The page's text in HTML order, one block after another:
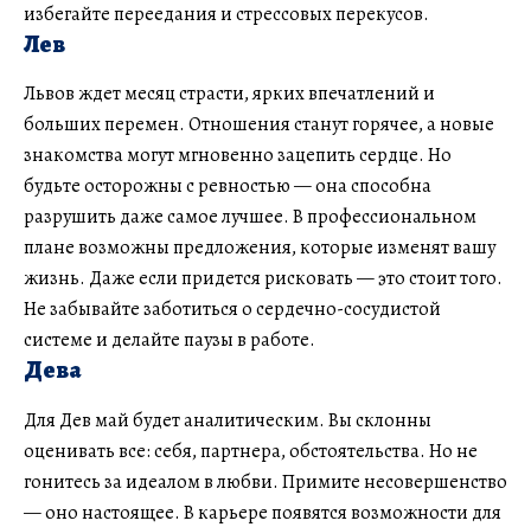
избегайте переедания и стрессовых перекусов.
Лев
Львов ждет месяц страсти, ярких впечатлений и
больших перемен. Отношения станут горячее, а новые
знакомства могут мгновенно зацепить сердце. Но
будьте осторожны с ревностью — она способна
разрушить даже самое лучшее. В профессиональном
плане возможны предложения, которые изменят вашу
жизнь. Даже если придется рисковать — это стоит того.
Не забывайте заботиться о сердечно-сосудистой
системе и делайте паузы в работе.
Дева
Для Дев май будет аналитическим. Вы склонны
оценивать все: себя, партнера, обстоятельства. Но не
гонитесь за идеалом в любви. Примите несовершенство
— оно настоящее. В карьере появятся возможности для